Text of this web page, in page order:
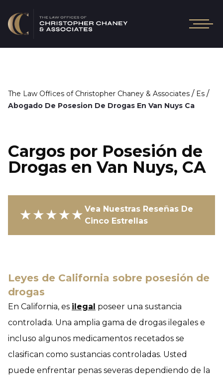
The Law Offices of Christopher Chaney & Associates / Es /
Abogado De Posesion De Drogas En Van Nuys Ca
Cargos por Posesión de
Drogas en Van Nuys, CA
★★★★★ Vea Nuestras Reseñas De
Cinco Estrellas
Leyes de California sobre posesión de
drogas
En California, es ilegal poseer una sustancia
controlada. Una amplia gama de drogas ilegales e
incluso algunos medicamentos recetados se
clasifican como sustancias controladas. Usted
puede enfrentar penas severas dependiendo de la